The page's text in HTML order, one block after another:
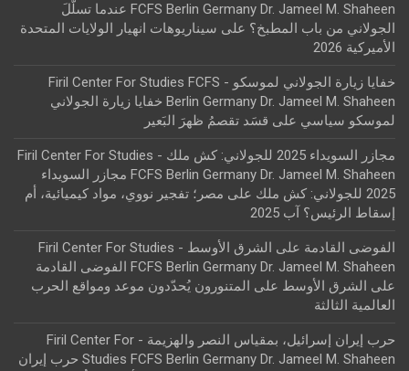
FCFS Berlin Germany Dr. Jameel M. Shaheen عندما تسلّلَ
الجولاني من باب المطبخ؟ على سيناريوهات انهيار الولايات المتحدة
الأميركية 2026
خفايا زيارة الجولاني لموسكو - Firil Center For Studies FCFS
Berlin Germany Dr. Jameel M. Shaheen خفايا زيارة الجولاني
لموسكو سياسي على قسَد تقصمُ ظهرَ البَعير
مجازر السويداء 2025 للجولاني: كش ملك - Firil Center For Studies
FCFS Berlin Germany Dr. Jameel M. Shaheen مجازر السويداء
2025 للجولاني: كش ملك
على مصر؛ تفجير نووي، مواد كيميائية، أم
إسقاط الرئيس؟ آب 2025
الفوضى القادمة على الشرق الأوسط - Firil Center For Studies
FCFS Berlin Germany Dr. Jameel M. Shaheen الفوضى القادمة
على الشرق الأوسط على
المتنورون يُحدّدون موعد ومواقع الحرب
العالمية الثالثة
حرب إيران إسرائيل، بمقياس النصر والهزيمة - Firil Center For
Studies FCFS Berlin Germany Dr. Jameel M. Shaheen حرب إيران